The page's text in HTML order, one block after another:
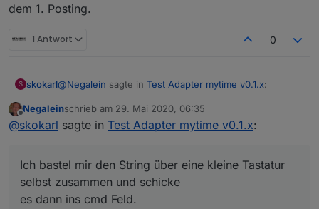
dem 1. Posting.
1 Antwort 0
S skokarl@Negalein sagte in Test Adapter mytime v0.1.x:
mit welchem Widget könnt ich direkt eine Zeit
Mitjqui - ctrl - Input Datetimewird der
cmd-DP nicht befüllt.
selbst zusammen und schicke
es dann ins cmd Feld. Die Zeit wird automatisch ins
Timer Feld in Sek übernommen.
Geht bestimmt noch eleganter, aber ich lerne ja noch
Offline
Negaleinschrieb am 29. Mai 2020, 06:35
zuletzt editiert von
@skokarl sagte in Test Adapter mytime v0.1.x:
Ich bastel mir den String über eine kleine Tastatur
selbst zusammen und schicke
es dann ins cmd Feld.